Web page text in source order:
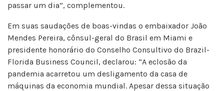
passar um dia”, complementou.
Em suas saudações de boas-vindas o embaixador João
Mendes Pereira, cônsul-geral do Brasil em Miami e
presidente honorário do Conselho Consultivo do Brazil-
Florida Business Council, declarou: “A eclosão da
pandemia acarretou um desligamento da casa de
máquinas da economia mundial. Apesar dessa situação